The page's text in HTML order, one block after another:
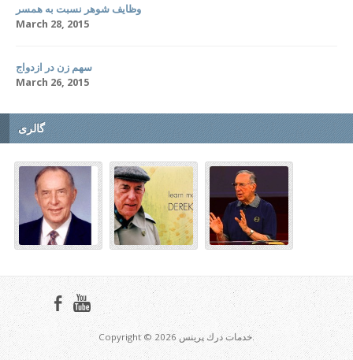
وظایف شوهر نسبت به همسر
March 28, 2015
سهم زن در ازدواج
March 26, 2015
گالری
Copyright © 2026 خدمات درك پرينس.